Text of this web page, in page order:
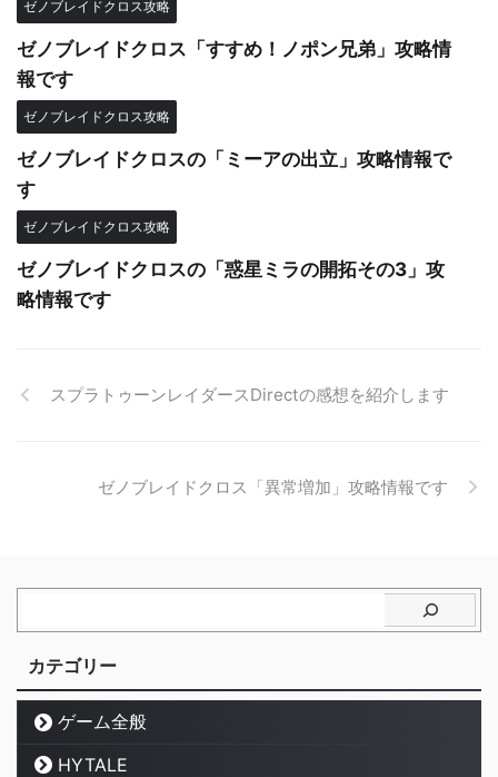
ゼノブレイドクロス攻略
ゼノブレイドクロス「すすめ！ノポン兄弟」攻略情
報です
ゼノブレイドクロス攻略
ゼノブレイドクロスの「ミーアの出立」攻略情報で
す
ゼノブレイドクロス攻略
ゼノブレイドクロスの「惑星ミラの開拓その3」攻
略情報です
スプラトゥーンレイダースDirectの感想を紹介します
ゼノブレイドクロス「異常増加」攻略情報です
カテゴリー
ゲーム全般
HYTALE